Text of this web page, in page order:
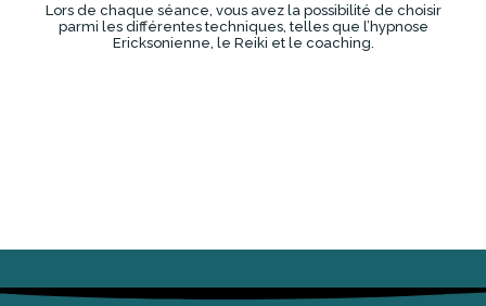
Lors de chaque séance, vous avez la possibilité de choisir
parmi les différentes techniques, telles que l’hypnose
Ericksonienne, le Reiki et le coaching.